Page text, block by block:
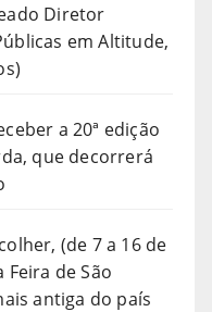
Diretor
em Altitude,
a 20ª edição
que decorrerá
(de 7 a 16 de
de São
antiga do país